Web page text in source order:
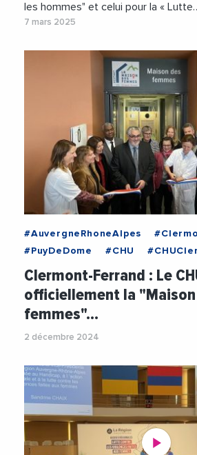
les hommes" et celui pour la «
7 mars 2025
#AuvergneRhoneAlpes
#PuyDeDome
#CHU
#ClermontMetropole
#Femmes
#Sante
Clermont-Ferrand : Le
officiellement la
femmes"…
2 décembre 2024